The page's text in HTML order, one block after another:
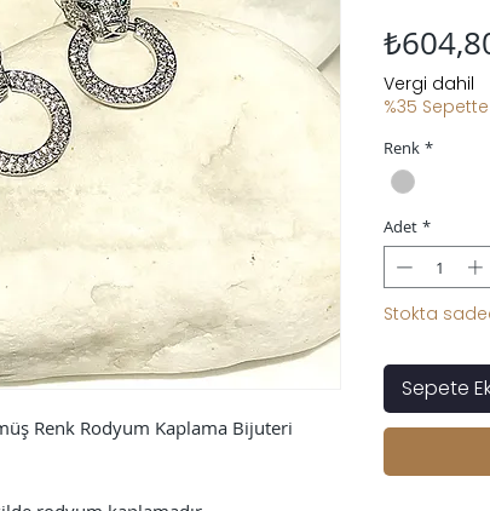
Renk Rodyum Kaplama Bijuteri
Vergi dahil
%35
Renk *
Adet *
Stokta
Sepete